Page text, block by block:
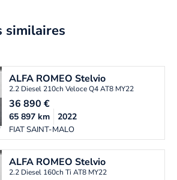
similaires
ALFA ROMEOStelvio
2.2 Diesel 210ch Veloce Q4 AT8 MY22
36 890€
FIAT SAINT-MALO
65 897km 2022
ALFA ROMEOStelvio
2.2 Diesel 160ch Ti AT8 MY22